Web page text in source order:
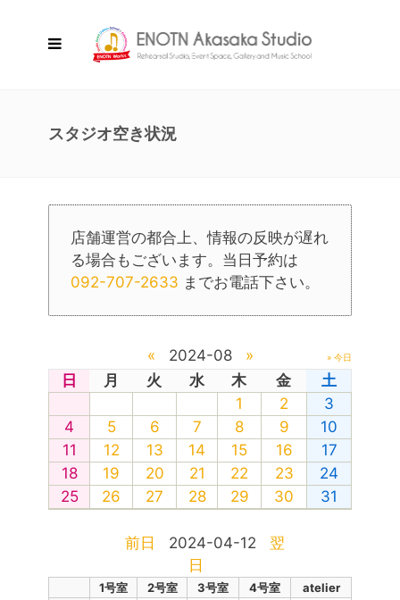
スタジオ空き状況
店舗運営の都合上、情報の反映が遅れ
る場合もございます。当日予約は
092-707-2633 までお電話下さい。
« 2024-08 » » 今日
日 月 火 水 木 金
土
1
2
3
4
5 6 7 8 9
10
11
12 13 14 15 16
17
18
19 20 21 22 23
24
25
26 27 28 29 30 31
前日 2024-04-12
翌
日
1号室 2号室 3号室 4号室
atelier